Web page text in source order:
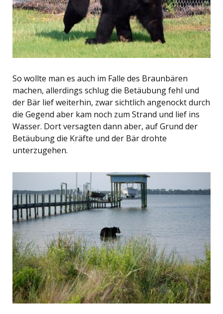
So wollte man es auch im Falle des Braunbären
machen, allerdings schlug die Betäubung fehl und
der Bär lief weiterhin, zwar sichtlich angenockt durch
die Gegend aber kam noch zum Strand und lief ins
Wasser. Dort versagten dann aber, auf Grund der
Betäubung die Kräfte und der Bär drohte
unterzugehen.